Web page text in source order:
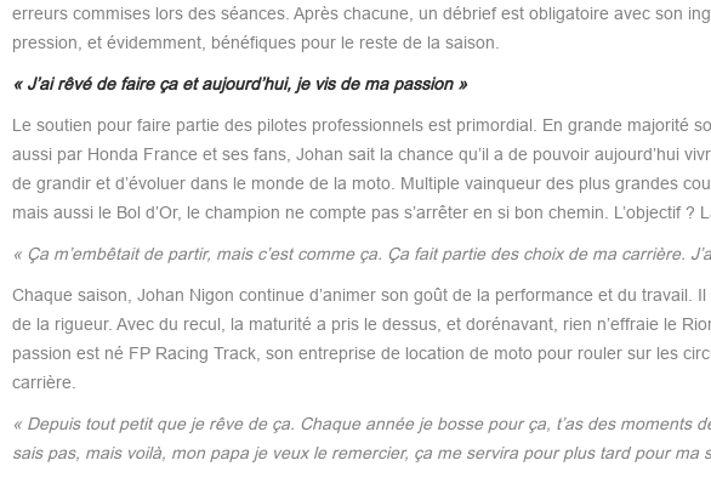
erreurs commises lors des séances. Après chacune, un débrief est obligatoire avec son
pression, et évidemment, bénéfiques pour le reste de la saison.
« J’ai rêvé de faire ça et aujourd’hui, je vis de ma passion »
Le soutien pour faire partie des pilotes professionnels est primordial. En grande majorité
aussi par Honda France et ses fans, Johan sait la chance qu’il a de pouvoir aujourd’hui
de grandir et d’évoluer dans le monde de la moto. Multiple vainqueur des plus grandes
mais aussi le Bol d’Or, le champion ne compte pas s’arrêter en si bon chemin. L’objectif ?
« Ça m’embêtait de partir, mais c’est comme ça. Ça fait partie des choix de ma carrière.
Chaque saison, Johan Nigon continue d’animer son goût de la performance et du travail.
de la rigueur. Avec du recul, la maturité a pris le dessus, et dorénavant, rien n’effraie le
passion est né FP Racing Track, son entreprise de location de moto pour rouler sur les
carrière.
« Depuis tout petit que je rêve de ça. Chaque année je bosse pour ça, t’as des moments
sais pas, mais voilà, mon papa je veux le remercier, ça me servira pour plus tard pour ma